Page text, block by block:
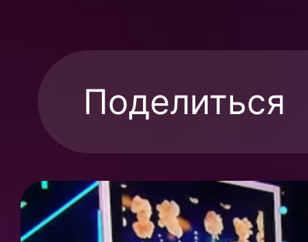
Поделиться